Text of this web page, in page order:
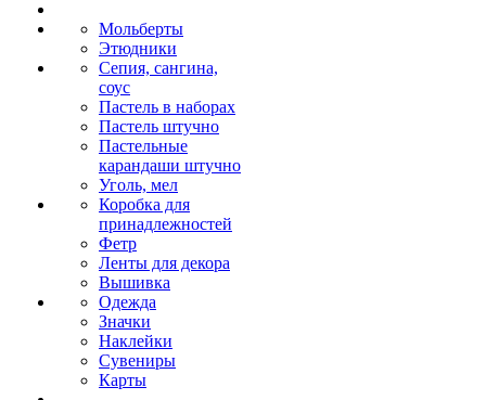
Мольберты
Этюдники
Сепия, сангина,
соус
Пастель в наборах
Пастель штучно
Пастельные
карандаши штучно
Уголь, мел
Коробка для
принадлежностей
Фетр
Ленты для декора
Вышивка
Одежда
Значки
Наклейки
Сувениры
Карты